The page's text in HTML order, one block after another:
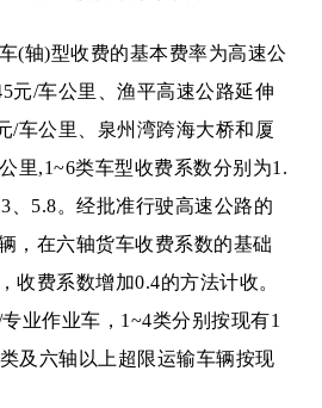
(轴)型收费的基本费率为高速公
元/车公里、渔平高速公路延伸
/车公里、泉州湾跨海大桥和厦
里,1~6类车型收费系数分别为1.
、5.8。经批准行驶高速公路的
，在六轴货车收费系数的基础
收费系数增加0.4的方法计收。
业作业车，1~4类分别按现有1
及六轴以上超限运输车辆按现